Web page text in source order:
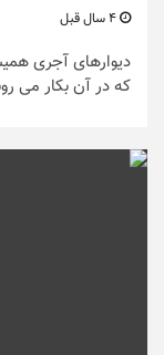
دیوارهای آجری
که در آن بکار می